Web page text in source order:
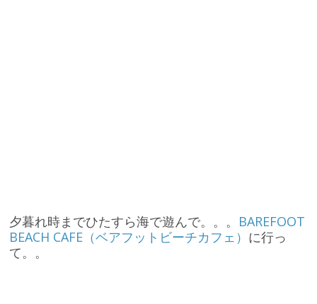
夕暮れ時までひたすら海で遊んで。。。 BAREFOOT
BEACH CAFE（ベアフットビーチカフェ） に行っ
て。。